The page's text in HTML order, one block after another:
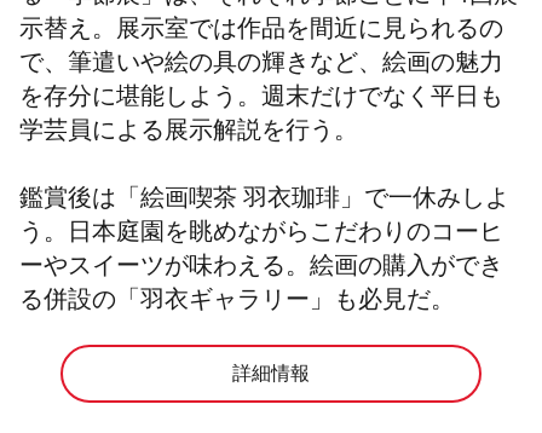
示替え。展示室では作品を間近に見られるの
で、筆遣いや絵の具の輝きなど、絵画の魅力
を存分に堪能しよう。週末だけでなく平日も
学芸員による展示解説を行う。
鑑賞後は「絵画喫茶 羽衣珈琲」で一休みしよ
う。日本庭園を眺めながらこだわりのコーヒ
ーやスイーツが味わえる。絵画の購入ができ
る併設の「羽衣ギャラリー」も必見だ。
詳細情報